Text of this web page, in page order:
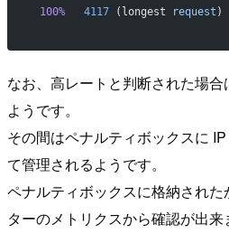
100%
   4117
(longest request )
なお、高レートと判断された場
ようです。
その間はペナルティボックスに
て管理されるようです。
ペナルティボックスに格納され
ターのメトリクスから確認が出来